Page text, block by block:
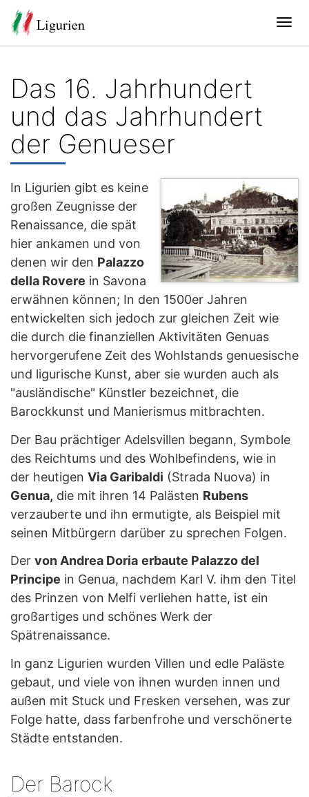
Ligurien
Das 16. Jahrhundert
und das Jahrhundert
der Genueser
In Ligurien gibt es keine
großen Zeugnisse der
Renaissance, die spät
hier ankamen und von
denen wir den Palazzo
della Rovere in Savona
erwähnen können; In den 1500er Jahren
entwickelten sich jedoch zur gleichen Zeit wie
die durch die finanziellen Aktivitäten Genuas
hervorgerufene Zeit des Wohlstands genuesische
und ligurische Kunst, aber sie wurden auch als
"ausländische" Künstler bezeichnet, die
Barockkunst und Manierismus mitbrachten.
Der Bau prächtiger Adelsvillen begann, Symbole
des Reichtums und des Wohlbefindens, wie in
der heutigen Via Garibaldi (Strada Nuova) in
Genua, die mit ihren 14 Palästen Rubens
verzauberte und ihn ermutigte, als Beispiel mit
seinen Mitbürgern darüber zu sprechen Folgen.
Der von Andrea Doria erbaute Palazzo del
Principe in Genua, nachdem Karl V. ihm den Titel
des Prinzen von Melfi verliehen hatte, ist ein
großartiges und schönes Werk der
Spätrenaissance.
In ganz Ligurien wurden Villen und edle Paläste
gebaut, und viele von ihnen wurden innen und
außen mit Stuck und Fresken versehen, was zur
Folge hatte, dass farbenfrohe und verschönerte
Städte entstanden.
Der Barock